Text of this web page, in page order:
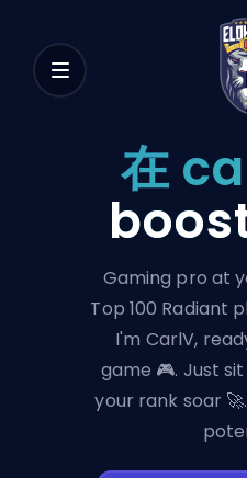
在
Gaming pro at
Top 100 Radiant
I'm CarlV,
game 🎮. Just
your rank soar